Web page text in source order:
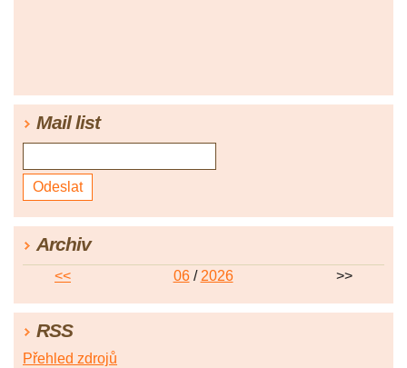
Mail list
Archiv
<< 06/ 2026 >>
RSS
Přehled zdrojů